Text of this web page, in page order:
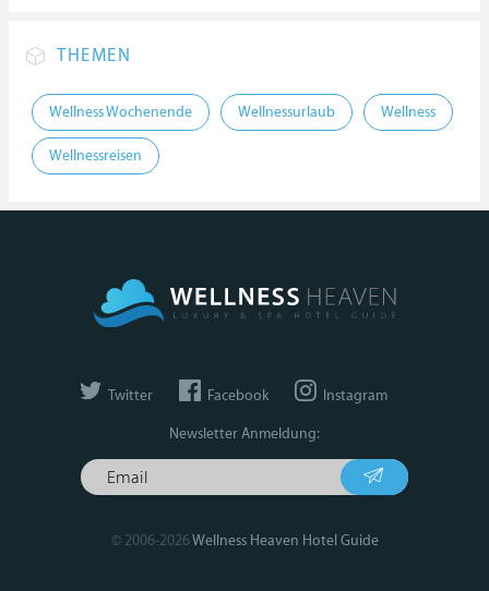
THEMEN
Wellness Wochenende Wellnessurlaub Wellness
Wellnessreisen
Twitter Facebook Instagram
Newsletter Anmeldung:
© 2006-2026Wellness Heaven Hotel Guide